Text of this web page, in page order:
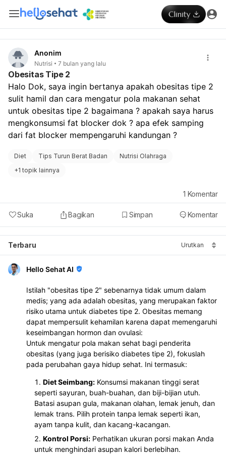
Anonim
Nutrisi 7 bulan yang lalu
Obesitas Tipe 2
Halo Dok, saya ingin bertanya apakah obesitas tipe 2
sulit hamil dan cara mengatur pola makanan sehat
untuk obesitas tipe 2 bagaimana ? apakah saya harus
mengkonsumsi fat blocker dok ? apa efek samping
dari fat blocker mempengaruhi kandungan ?
Diet Tips Turun Berat Badan
Nutrisi Olahraga
+1 topik lainnya
Suka Bagikan Simpan Komentar
1 Komentar
Terbaru Urutkan
Hello Sehat AI
Istilah "obesitas tipe 2" sebenarnya tidak umum dalam
medis; yang ada adalah obesitas, yang merupakan faktor
risiko utama untuk diabetes tipe 2. Obesitas memang
dapat mempersulit kehamilan karena dapat memengaruhi
keseimbangan hormon dan ovulasi:
Untuk mengatur pola makan sehat bagi penderita
obesitas (yang juga berisiko diabetes tipe 2), fokuslah
pada perubahan gaya hidup sehat. Ini termasuk:
Diet Seimbang: Konsumsi makanan tinggi serat
seperti sayuran, buah-buahan, dan biji-bijian utuh.
Batasi asupan gula, makanan olahan, lemak jenuh, dan
lemak trans. Pilih protein tanpa lemak seperti ikan,
ayam tanpa kulit, dan kacang-kacangan.
Kontrol Porsi: Perhatikan ukuran porsi makan Anda
untuk menghindari asupan kalori berlebihan.